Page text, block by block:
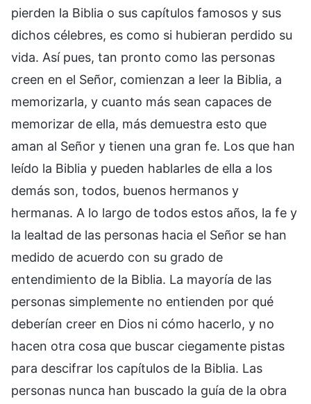
pierden la Biblia o sus capítulos famosos y sus
dichos célebres, es como si hubieran perdido su
vida. Así pues, tan pronto como las personas
creen en el Señor, comienzan a leer la Biblia, a
memorizarla, y cuanto más sean capaces de
memorizar de ella, más demuestra esto que
aman al Señor y tienen una gran fe. Los que han
leído la Biblia y pueden hablarles de ella a los
demás son, todos, buenos hermanos y
hermanas. A lo largo de todos estos años, la fe y
la lealtad de las personas hacia el Señor se han
medido de acuerdo con su grado de
entendimiento de la Biblia. La mayoría de las
personas simplemente no entienden por qué
deberían creer en Dios ni cómo hacerlo, y no
hacen otra cosa que buscar ciegamente pistas
para descifrar los capítulos de la Biblia. Las
personas nunca han buscado la guía de la obra